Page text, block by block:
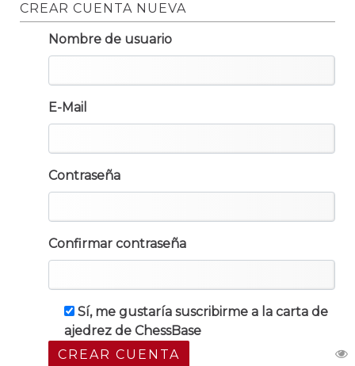
CREAR CUENTA NUEVA
Nombre de usuario
E-Mail
Contraseña
Confirmar contraseña
Sí, me gustaría suscribirme a la carta de
ajedrez de ChessBase
CREAR CUENTA